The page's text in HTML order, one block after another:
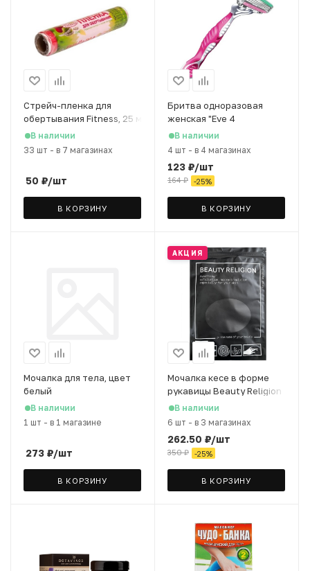
Стрейч-пленка для
обертывания Fitness, 25 м
В наличии
33 шт - в 7 магазинах
50 ₽/шт
В КОРЗИНУ
Бритва одноразовая
женская "Eve 4
Disposable" Dorco
В наличии
4 шт - в 4 магазинах
123 ₽/шт
164₽ -25%
В КОРЗИНУ
Мочалка для тела, цвет
белый
В наличии
1 шт - в 1 магазине
273 ₽/шт
В КОРЗИНУ
АКЦИЯ
Мочалка кесе в форме
рукавицы Beauty Religion
чёрная
В наличии
6 шт - в 3 магазинах
262.50 ₽/шт
350₽ -25%
В КОРЗИНУ